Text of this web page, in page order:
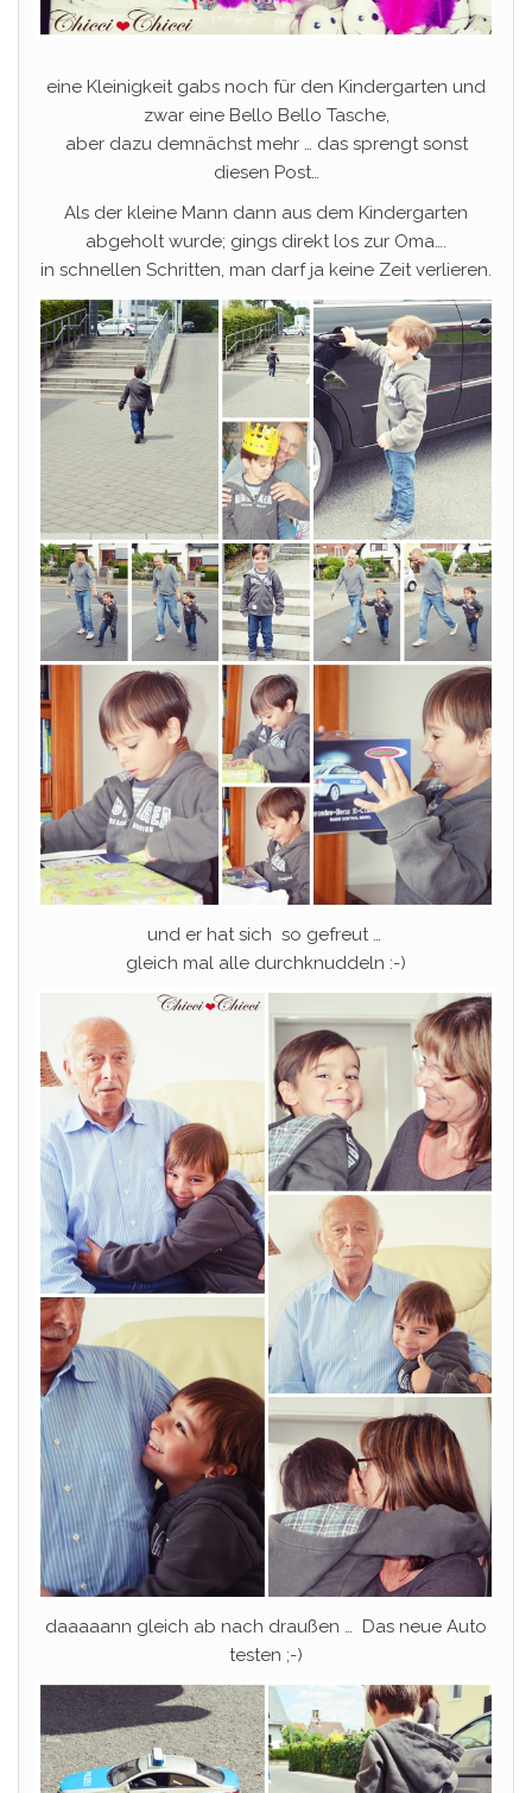
eine Kleinigkeit gabs noch für den Kindergarten und
zwar eine Bello Bello Tasche,
aber dazu demnächst mehr … das sprengt sonst
diesen Post…
Als der kleine Mann dann aus dem Kindergarten
abgeholt wurde; gings direkt los zur Oma….
in schnellen Schritten, man darf ja keine Zeit verlieren.
und er hat sich so gefreut …
gleich mal alle durchknuddeln :-)
daaaaann gleich ab nach draußen … Das neue Auto
testen ;-)